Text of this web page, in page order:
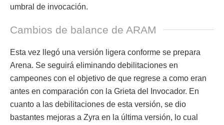
umbral de invocación.
Cambios de balance de ARAM
Esta vez llegó una versión ligera conforme se prepara
Arena. Se seguirá eliminando debilitaciones en
campeones con el objetivo de que regrese a como eran
antes en comparación con la Grieta del Invocador. En
cuanto a las debilitaciones de esta versión, se dio
bastantes mejoras a Zyra en la última versión, lo cual